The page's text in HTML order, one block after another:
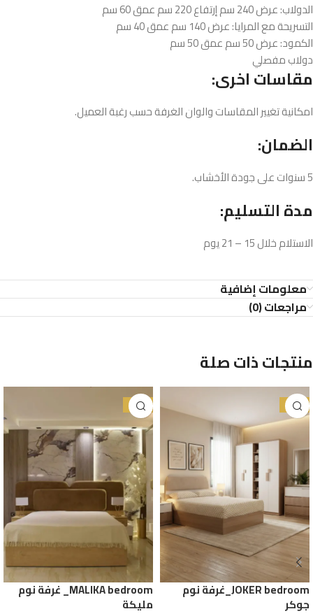
الدولاب: عرض 240 سم إرتفاع 220 سم عمق 60 سم
التسريحة مع المرايا: عرض 140 سم عمق 40 سم
الكمود: عرض 50 سم عمق 50 سم
دولاب مفصلي
مقاسات اخرى:
امكانية تغيير المقاسات والوان الغرفة حسب رغبة العميل.
الضمان:
5 سنوات على جودة الأخشاب.
مدة التسليم:
الاستلام خلال 15 – 21 يوم
معلومات إضافية
مراجعات (0)
منتجات ذات صلة
-25%
JOKER bedroom_غرفة نوم
جوكر
-28%
MALIKA bedroom_ غرفة نوم
مليكة